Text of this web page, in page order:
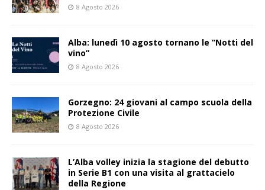
8 Agosto 2026
Alba: lunedì 10 agosto tornano le “Notti del
vino”
8 Agosto 2026
Gorzegno: 24 giovani al campo scuola della
Protezione Civile
8 Agosto 2026
L’Alba volley inizia la stagione del debutto
in Serie B1 con una visita al grattacielo
della Regione